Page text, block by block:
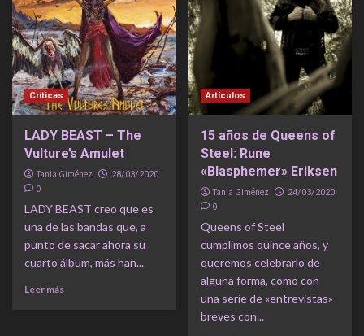
Críticas
LADY BEAST – The
Vulture’s Amulet
Tania Giménez 28/03/2020
0
LADY BEAST creo que es
una de las bandas que, a
punto de sacar ahora su
cuarto álbum, más han...
Leer más
Artículos
15 años de Queens of
Steel: Rune
«Blasphemer» Eriksen
Tania Giménez 24/03/2020
0
Queens of Steel
cumplimos quince años, y
queremos celebrarlo de
alguna forma, como con
una serie de «entrevistas»
breves con...